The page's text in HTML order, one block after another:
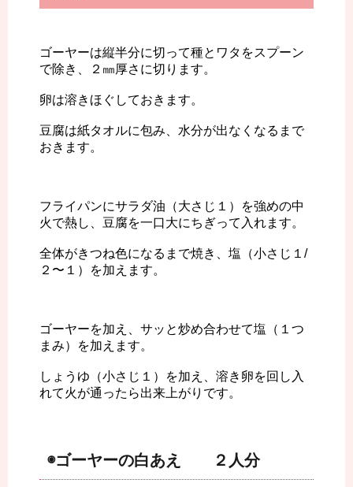
ゴーヤーは縦半分に切って種とワタをスプーン
で除き、２㎜厚さに切ります。
卵は溶きほぐしておきます。
豆腐は紙タオルに包み、水分が出なくなるまで
おきます。
フライパンにサラダ油（大さじ１）を強めの中
火で熱し、豆腐を一口大にちぎって入れます。
全体がきつね色になるまで焼き、塩（小さじ１/
２〜１）を加えます。
ゴーヤーを加え、サッと炒め合わせて塩（１つ
まみ）を加えます。
しょうゆ（小さじ１）を加え、溶き卵を回し入
れて火が通ったら出来上がりです。
◉ゴーヤーの白あえ ２人分